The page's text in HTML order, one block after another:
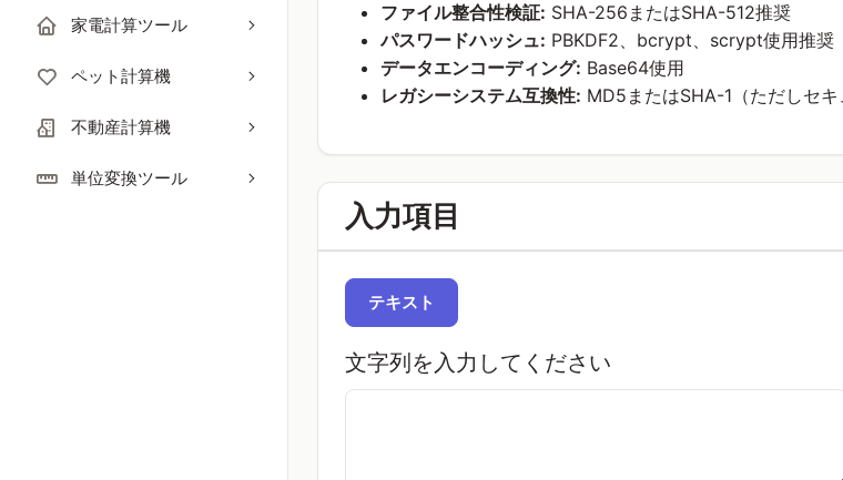
家電計算ツール
ペット計算機
不動産計算機
単位変換ツール
ファイル整合性検証: SHA-256またはSHA-512推奨
パスワードハッシュ: PBKDF2、bcrypt、scrypt使用推奨
データエンコーディング: Base64使用
レガシーシステム互換性: MD5またはSHA-1（ただしセキ
入力項目
テキスト
文字列を入力してください